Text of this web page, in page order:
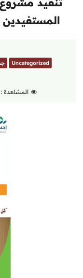
Uncategorized
المشاهدة :